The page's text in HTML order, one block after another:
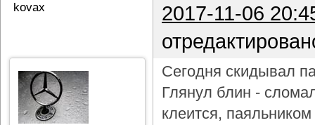
kovax
2017-11-06
Сегодня скидывал
Глянул блин -
клеится,